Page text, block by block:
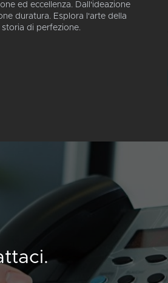
ed eccellenza. Dall'ideazione
duratura. Esplora l'arte della
di perfezione.